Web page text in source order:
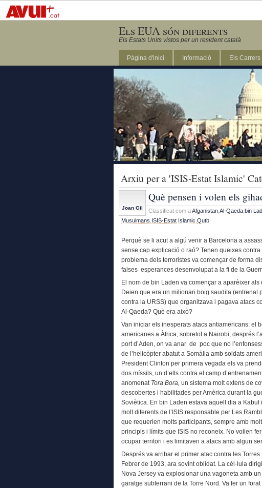
Els EUA són diferents
Els Estats Units vistos per un resident català
Pàgina d'inici Informació Els
Arxiu per a 'ISIS-Estat Islamic'
Joan Gil
Què pensen i volen els
Classificat com aAfganistan Al-Qaeda bin
Musulmans ISIS-Estat Islamic Qutb
Perquè se li acut a algú venir a Barcelona a
sense cap explicació o raó? Tenen queixes contra
problema dels terroristes va començar de forma
falses esperances desenvolupat a la fi de la
El nom de bin Laden va començar a aparèixer
Deien que era un milionari boig saudita (entrenat
contra la URSS) que organitzava i pagava atacs
Al-Qaeda? Què era això?
Van iniciar els inesperats atacs antiamericans: el
americanes a Àfrica, sobretot a Nairobi; després
port d’Aden, on va anar de poc que no
de l’helicòpter abatut a Somàlia amb soldats
President Clinton per primera vegada els va
dos míssils, un d’ells contra el camp
anomenat Tora Bora, un sistema molt extens de
descobertes i habilitades per Amèrica durant la
Soviètica. En bin Laden estava aquell dia a Kabul
molt diferents de l’ISIS responsable per Les
que requerien molts participants, sempre amb
principis i límits que ISIS no reconeix. No volien
ocupar territori i es limitaven a atacs amb algun
Després va arribar el primer atac contra les
Febrer de 1993, ara sovint oblidat. La cèl·lula
Nova Jersey va explosionar una vagoneta amb
garatge subterrani de la Torre Nord. Va fer un